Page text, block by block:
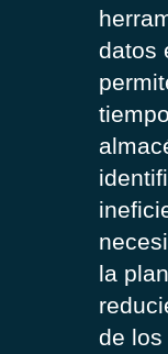
datos
la
de los